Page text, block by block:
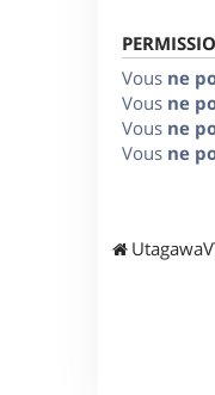
Vous ne
Vous ne
Vous ne
Vous ne